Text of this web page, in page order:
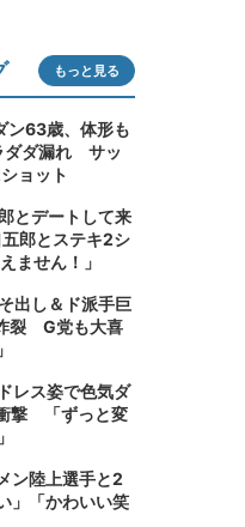
もっと見る
ン63歳、体形も
ダダ漏れ サッ
ョット
とデートして来
郎とステキ2シ
ません！」
出し＆ド派手巨
裂 G党も大喜
レス姿で色気ダ
撃 「ずっと変
ン陸上選手と2
」「かわいい笑